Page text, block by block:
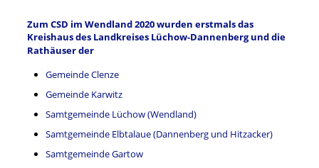
Zum CSD im Wendland 2020 wurden erstmalsdas
Kreishaus des Landkreises Lüchow-Dannenberg und die
Rathäuser der
Gemeinde Clenze
Gemeinde Karwitz
Samtgemeinde Lüchow (Wendland)
Samtgemeinde Elbtalaue (Dannenberg und Hitzacker)
Samtgemeinde Gartow